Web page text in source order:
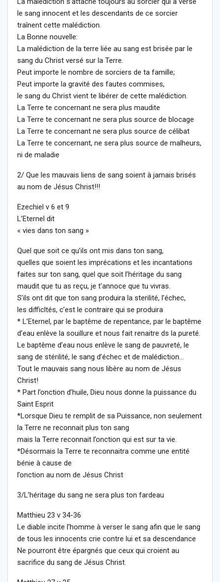
le sang innocent et les descendants de ce sorcier
traînent cette malédiction.
La Bonne nouvelle:
La malédiction de la terre liée au sang est brisée par le
sang du Christ versé sur la Terre.
Peut importe le nombre de sorciers de ta famille;
Peut importe la gravité des fautes commises,
le sang du Christ vient te libérer de cette malédiction.
La Terre te concernant ne sera plus maudite
La Terre te concernant ne sera plus source de blocage
La Terre te concernant ne sera plus source de célibat
La Terre te concernant, ne sera plus source de malheurs,
ni de maladie
2/ Que les mauvais liens de sang soient à jamais brisés
au nom de Jésus Christ!!!
Ezechiel v 6 et 9
L’Eternel dit
« vies dans ton sang »
Quel que soit ce qu’ils ont mis dans ton sang,
quelles que soient les imprécations et les incantations
faites sur ton sang, quel que soit l’héritage du sang
maudit que tu as reçu, je t’annoce que tu vivras.
S’ils ont dit que ton sang produira la sterilité, l’échec,
les difficltés, c’est le contraire qui se produira
* L’Eternel, par le baptême de repentance, par le baptême
d’eau enlève la souillure et nous fait renaitre ds la pureté.
Le baptême d’eau nous enlève le sang de pauvreté, le
sang de stérilité, le sang d’échec et de malédiction…
Tout le mauvais sang nous libère au nom de Jésus
Christ!
* Part l’onction d’huile, Dieu nous donne la puissance du
Saint Esprit
*Lorsque Dieu te remplit de sa Puissance, non seulement
la Terre ne reconnait plus ton sang
mais la Terre reconnait l’onction qui est sur ta vie.
*Désormais la Terre te reconnaitra comme une entité
bénie à cause de
l’onction au nom de Jésus Christ
3/L’héritage du sang ne sera plus ton fardeau
Matthieu 23 v 34-36
Le diable incite l’homme à verser le sang afin que le sang
de tous les innocents crie contre lui et sa descendance
Ne pourront être épargnés que ceux qui croient au
sacrifice du sang de Jésus Christ.